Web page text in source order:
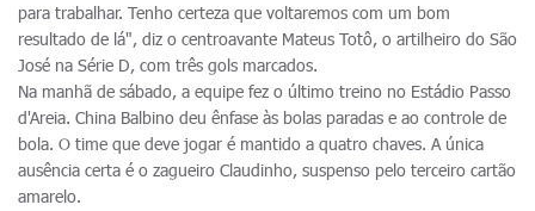
para trabalhar. Tenho certeza que voltaremos com um bom
resultado de lá", diz o centroavante Mateus Totô, o artilheiro do São
José na Série D, com três gols marcados.
Na manhã de sábado, a equipe fez o último treino no Estádio Passo
d'Areia. China Balbino deu ênfase às bolas paradas e ao controle de
bola. O time que deve jogar é mantido a quatro chaves. A única
ausência certa é o zagueiro Claudinho, suspenso pelo terceiro cartão
amarelo.